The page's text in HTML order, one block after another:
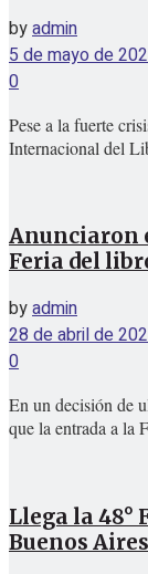
byadmin
5 de mayo de
0
Pese a la fuerte
Internacional del
Anunciaron
Feria del
byadmin
28 de abril de
0
En un decisión de
que la entrada a la
Llega la 48°
Buenos Aires